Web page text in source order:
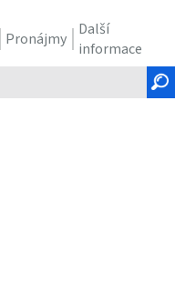
Pronájmy
Další
informace